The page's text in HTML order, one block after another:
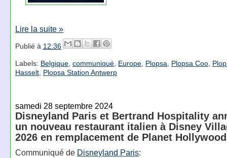
Lire la suite »
Publié à 12:36
Labels: Belgique, communiqué, Europe, Plopsa Plopsa Coo,
Hasselt, Plopsa Station Antwerp
samedi 28 septembre 2024
Disneyland Paris et Bertrand Hospitality
un nouveau restaurant italien à Disney
2026 en remplacement de Planet Hollywood
Communiqué de Disneyland Paris: